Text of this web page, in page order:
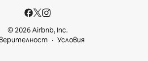
© 2026 Airbnb, Inc.
Условия